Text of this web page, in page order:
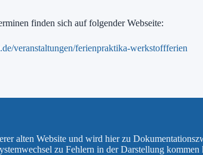
finden sich auf folgender Webseite:
veranstaltungen/ferienpraktika-werkstoffferien
alten Website und wird hier zu
zu Fehlern in der Darstellung kommen